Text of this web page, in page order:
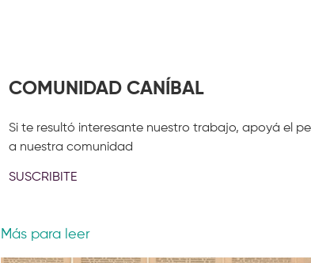
COMUNIDAD CANÍBAL
Si te resultó interesante nuestro trabajo, apoyá el
a nuestra comunidad
SUSCRIBITE
Más para leer